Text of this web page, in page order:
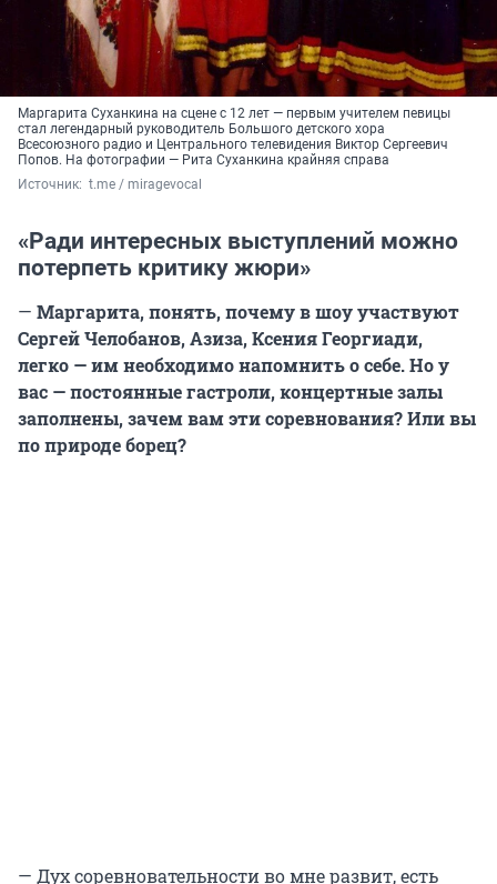
Маргарита Суханкина на сцене с 12 лет — первым учителем певицы
стал легендарный руководитель Большого детского хора
Всесоюзного радио и Центрального телевидения Виктор Сергеевич
Попов. На фотографии — Рита Суханкина крайняя справа
Источник: t.me / miragevocal
«Ради интересных выступлений можно
потерпеть критику жюри»
— Маргарита, понять, почему в шоу участвуют
Сергей Челобанов, Азиза, Ксения Георгиади,
легко — им необходимо напомнить о себе. Но у
вас — постоянные гастроли, концертные залы
заполнены, зачем вам эти соревнования? Или вы
по природе борец?
— Дух соревновательности во мне развит, есть